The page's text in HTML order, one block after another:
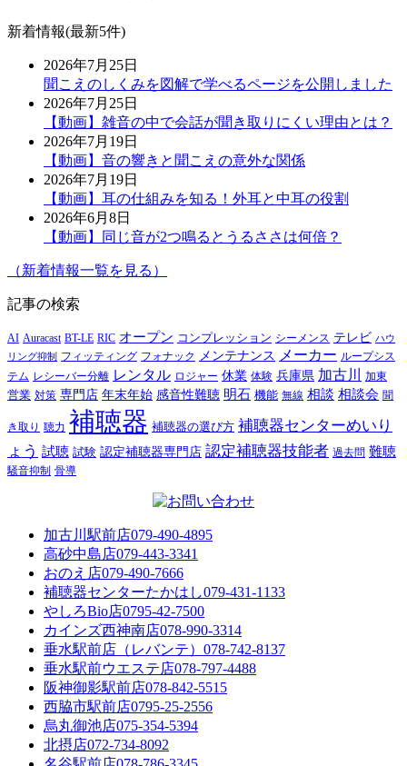
新着情報(最新5件)
2026年7月25日
聞こえのしくみを図解で学べるページを公開しました
2026年7月25日
【動画】雑音の中で会話が聞き取りにくい理由とは？
2026年7月19日
【動画】音の響きと聞こえの意外な関係
2026年7月19日
【動画】耳の仕組みを知る！外耳と中耳の役割
2026年6月8日
【動画】同じ音が2つ鳴るとうるささは何倍？
（新着情報一覧を見る）
記事の検索
AI Auracast BT-LE RIC オープン コンプレッション シーメンス テレビ ハウ
リング抑制
フィッティング フォナック メンテナンス メーカー ループシス
テム レシーバー分離 レンタル ロジャー 休業 体験 兵庫県 加古川 加東
営業 対策 専門店 年末年始 感音性難聴 明石 機能 無線 相談 相談会 聞
き取り 聴力 補聴器 補聴器の選び方 補聴器センターめいり
ょう 試聴 試験 認定補聴器専門店 認定補聴器技能者 過去問 難聴
騒音抑制 骨導
加古川駅前店079-490-4895
高砂中島店079-443-3341
おのえ店079-490-7666
補聴器センターたかはし079-431-1133
やしろBio店0795-42-7500
カインズ西神南店078-990-3314
垂水駅前店（レバンテ） 078-742-8137
垂水駅前ウエステ店078-797-4488
阪神御影駅前店078-842-5515
西脇市駅前店0795-25-2556
烏丸御池店075-354-5394
北摂店072-734-8092